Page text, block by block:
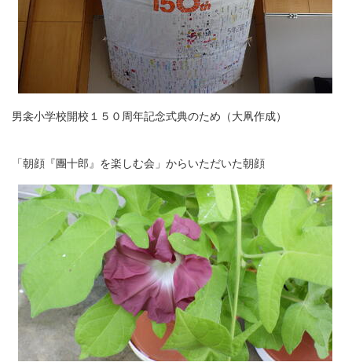
男衾小学校開校１５０周年記念式典のため（大凧作成）
「朝顔『團十郎』を楽しむ会」からいただいた朝顔